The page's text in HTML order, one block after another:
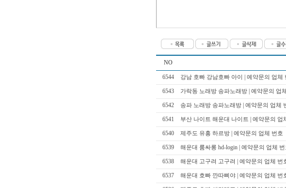
NO
6544 강남 호빠 강남호빠 아이 | 예약문의 업체
6543 가락동 노래방 송파노래방 | 예약문의 업
6542 송파 노래방 송파노래방 | 예약문의 업체
6541 부산 나이트 해운대 나이트 | 예약문의 업
6540 제주도 유흥 하르방 | 예약문의 업체 번호
6539 해운대 룸싸롱 hd-login | 예약문의 업체 번
6538 해운대 고구려 고구려 | 예약문의 업체 번
6537 해운대 호빠 깐따삐야 | 예약문의 업체 번